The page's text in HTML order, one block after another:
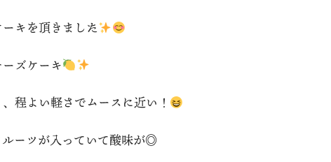
キを頂きました
ズケーキ
程よい軽さでムースに近い！
ーツが入っていて酸味が◎